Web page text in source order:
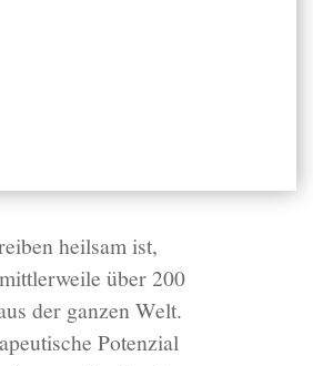
heilsam ist,
über 200
der ganzen Welt.
Potenzial